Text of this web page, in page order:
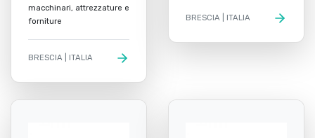
macchinari, attrezzature e
forniture
BRESCIA | ITALIA
BRESCIA | ITALIA